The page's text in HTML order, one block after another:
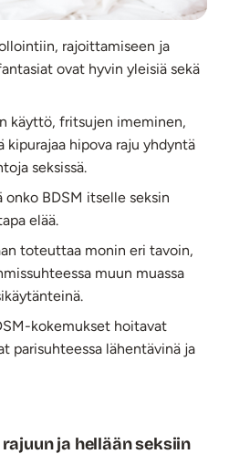
rajoittamiseen ja
ovat hyvin yleisiä sekä
käyttö, fritsujen imeminen,
kipurajaa hipova raju yhdyntä
seksissä.
BDSM itselle seksin
elää.
toteuttaa monin eri tavoin,
muun muassa
kokemukset hoitavat
parisuhteessa lähentävinä ja
ja hellään seksiin